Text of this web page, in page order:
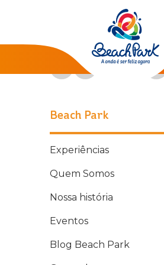
Acompanhe o Beach
Beach Park
Experiências
Quem Somos
Nossa história
Eventos
Blog Beach Park